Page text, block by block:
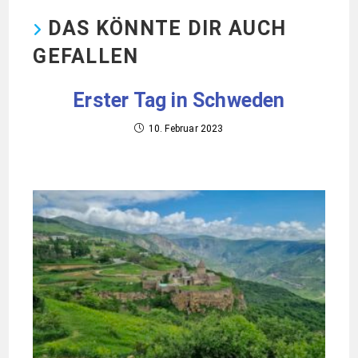
DAS KÖNNTE DIR AUCH
GEFALLEN
Erster Tag in Schweden
10. Februar 2023